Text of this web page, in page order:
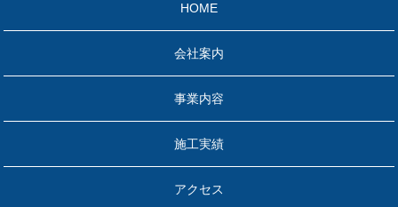
HOME
会社案内
事業内容
施工実績
アクセス